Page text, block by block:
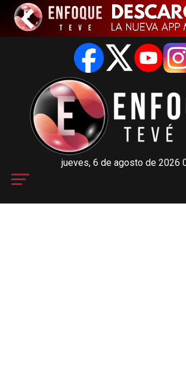
jueves, 6 de agosto de 2026